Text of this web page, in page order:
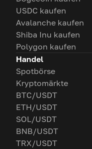
USDC kaufen
Avalanche kaufen
Shiba Inu kaufen
Polygon kaufen
Handel
Spotbörse
Kryptomärkte
BTC/USDT
ETH/USDT
SOL/USDT
BNB/USDT
TRX/USDT